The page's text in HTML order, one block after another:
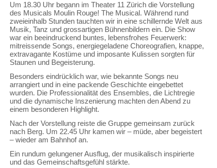
Um 18.30 Uhr begann im Theater 11 Zürich die Vorstellung
des Musicals Moulin Rouge! The Musical. Während rund
zweieinhalb Stunden tauchten wir in eine schillernde Welt aus
Musik, Tanz und grossartigen Bühnenbildern ein. Die Show
war ein beeindruckend buntes, lebensfrohes Feuerwerk:
mitreissende Songs, energiegeladene Choreografien, knappe,
extravagante Kostüme und imposante Kulissen sorgten für
Staunen und Begeisterung.
Besonders eindrücklich war, wie bekannte Songs neu
arrangiert und in eine packende Geschichte eingebettet
wurden. Die Professionalität des Ensembles, die Lichtregie
und die dynamische Inszenierung machten den Abend zu
einem besonderen Highlight.
Nach der Vorstellung reiste die Gruppe gemeinsam zurück
nach Berg. Um 22.45 Uhr kamen wir – müde, aber begeistert
– wieder am Bahnhof an.
Ein rundum gelungener Ausflug, der musikalisch inspirierte
und das Gemeinschaftsgefühl stärkte.